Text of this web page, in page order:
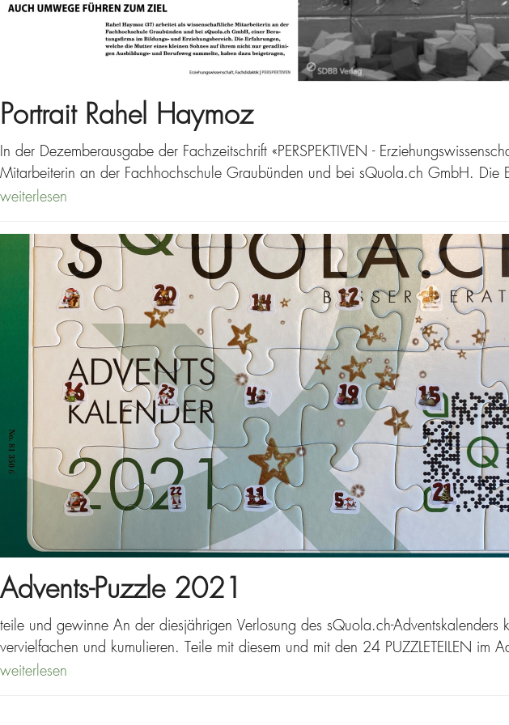
Portrait Rahel Haymoz
In der Dezemberausgabe der Fachzeitschrift «PERSPEKTIVEN -
Mitarbeiterin an der Fachhochschule Graubünden und bei sQuola.ch GmbH. Die
weiterlesen
Advents-Puzzle 2021
teile und gewinne An der diesjährigen Verlosung des sQuola.ch-
vervielfachen und kumulieren. Teile mit diesem und mit den 24 PUZZLETEILEN im
weiterlesen